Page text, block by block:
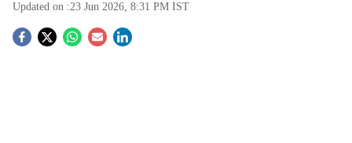
Updated on :23 Jun 2026, 8:31 PM IST
S